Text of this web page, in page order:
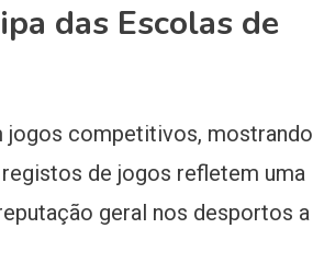
das Escolas de
jogos competitivos, mostrando
de jogos refletem uma
geral nos desportos a